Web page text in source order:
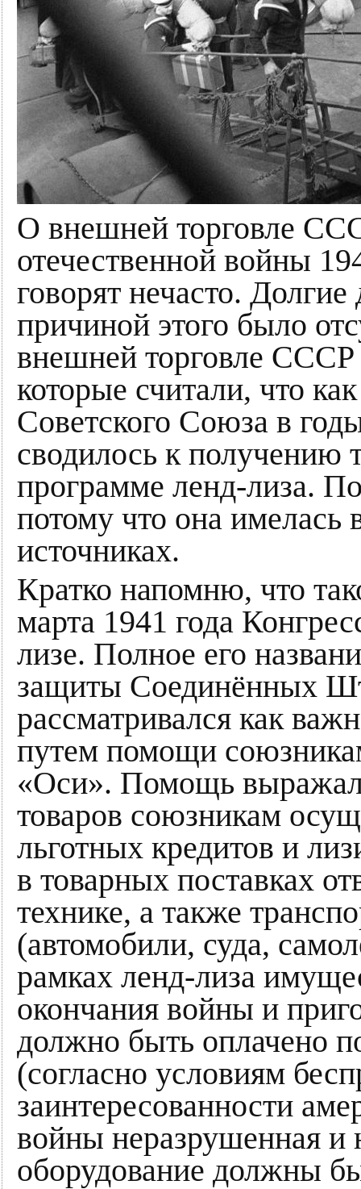
О внешней торговле
отечественной войны
говорят нечасто. Долгие
причиной этого было
внешней торговле
которые считали, что
Советского Союза в
сводилось к
программе ленд-лиза.
потому что она имелась
источниках.
Кратко напомню, что
марта 1941 года
лизе. Полное его
защиты Соединённых
рассматривался как
путем помощи
«Оси». Помощь
товаров союзникам
льготных кредитов и
в товарных поставках
технике, а также
(автомобили, суда,
рамках ленд-лиза
окончания войны и
должно быть оплачено
(согласно условиям
заинтересованности
войны неразрушенная и
оборудование должны